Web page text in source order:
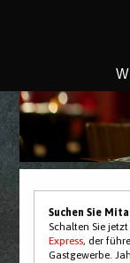
Suchen Sie
Schalten Sie
Express, der
Gastgewerbe.